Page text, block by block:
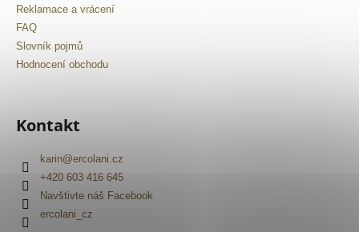
Reklamace a vrácení
FAQ
Slovník pojmů
Hodnocení obchodu
Kontakt
karin@ercolani.cz
+420 603 416 645
Navštivte náš Facebook
ercolani_cz